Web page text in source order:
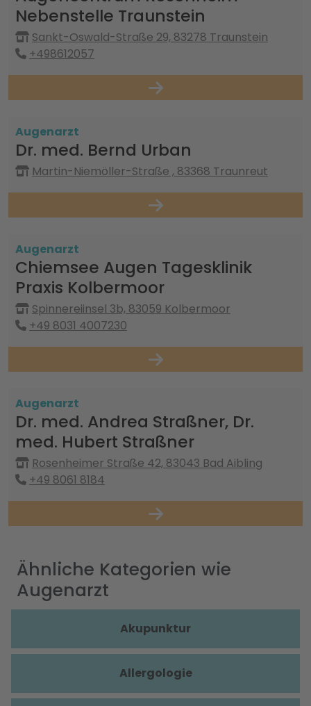
Nebenstelle Traunstein
Sankt-Oswald-Straße 29, 83278 Traunstein
+498612057
Augenarzt
Dr. med. Bernd Urban
Martin-Niemöller-Straße , 83368 Traunreut
Augenarzt
Chiemsee Augen Tagesklinik
Praxis Kolbermoor
Spinnereiinsel 3b, 83059 Kolbermoor
+49 8031 4007230
Augenarzt
Dr. med. Andrea Straßner, Dr.
med. Hubert Straßner
Rosenheimer Straße 42, 83043 Bad Aibling
+49 8061 8184
Ähnliche Kategorien wie
Augenarzt
Akupunktur
Allergologie